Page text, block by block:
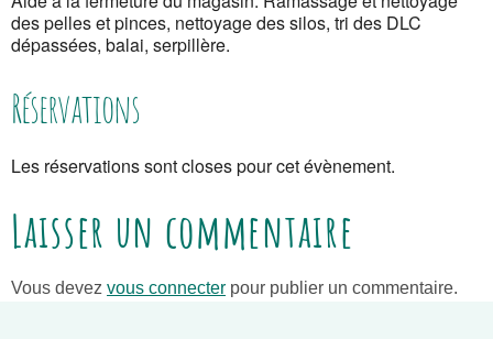
des pelles et pinces, nettoyage des silos, tri des DLC
dépassées, balai, serpillère.
Réservations
Les réservations sont closes pour cet évènement.
Laisser un commentaire
Vous devez vous connecter pour publier un commentaire.